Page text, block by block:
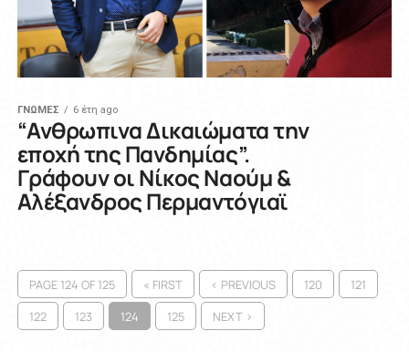
ΓΝΩΜΕΣ 6 έτη ago
“Ανθρωπινα Δικαιώματα την
εποχή της Πανδημίας”.
Γράφουν οι Νίκος Ναούμ &
Αλέξανδρος Περμαντόγιαϊ
PAGE 124 OF 125 « FIRST ‹ PREVIOUS 120
121
122
123 124 125 NEXT ›